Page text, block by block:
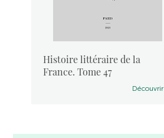
Histoire littéraire de la
France. Tome 47
Découvrir